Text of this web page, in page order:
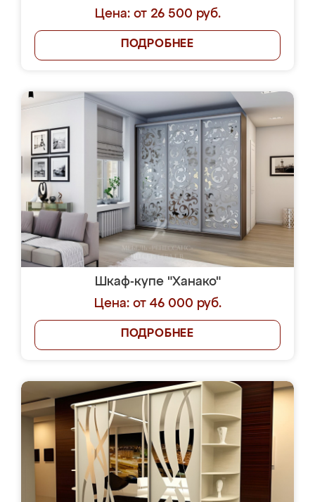
Цена: от 26 500 руб.
ПОДРОБНЕЕ
Шкаф-купе "Ханако"
Цена: от 46 000 руб.
ПОДРОБНЕЕ